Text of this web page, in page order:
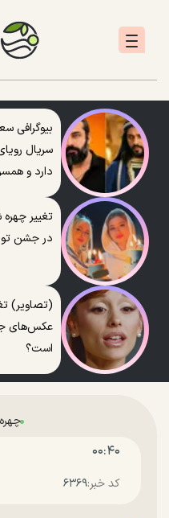
بیوگرافی
سریال
دارد و
تغییر
در جشن تولد ۲۲ سالگی +
(تصاویر)
عکس‌های
است؟
۰۰:۴۰
کد خبر:۶۳۶۹